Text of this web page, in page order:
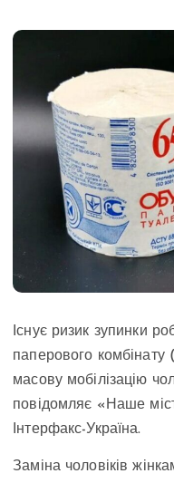
Існує ризик зупинки
паперового комбінату
масову мобілізацію
повідомляє «Наше
Інтерфакс-Україна.
Заміна чоловіків